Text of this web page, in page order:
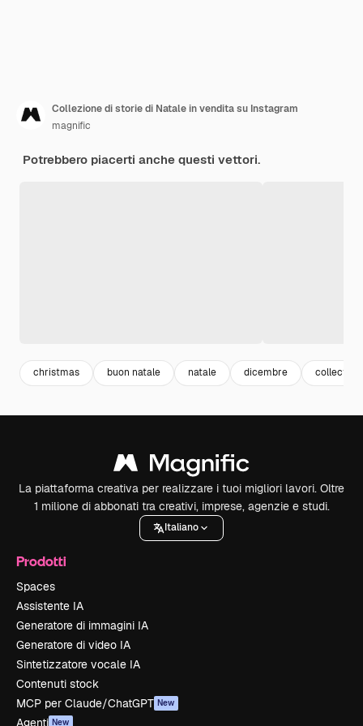
Collezione di storie di Natale in vendita su Instagram
magnific
Potrebbero piacerti anche questi vettori.
christmas buon natale natale dicembre collection
La piattaforma creativa per realizzare i tuoi migliori lavori. Oltre
1 milione di abbonati tra creativi, imprese, agenzie e studi.
Italiano
Prodotti
Spaces
Assistente IA
Generatore di immagini IA
Generatore di video IA
Sintetizzatore vocale IA
Contenuti stock
MCP per Claude/ChatGPT New
Agenti New